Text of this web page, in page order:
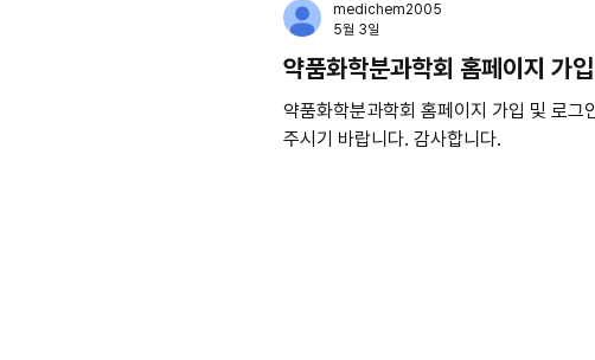
약품화학분과학회 홈페이지 가
약품화학분과학회 홈페이지 가입 및 로그
주시기 바랍니다. 감사합니다.
medichem2005
5월 3일